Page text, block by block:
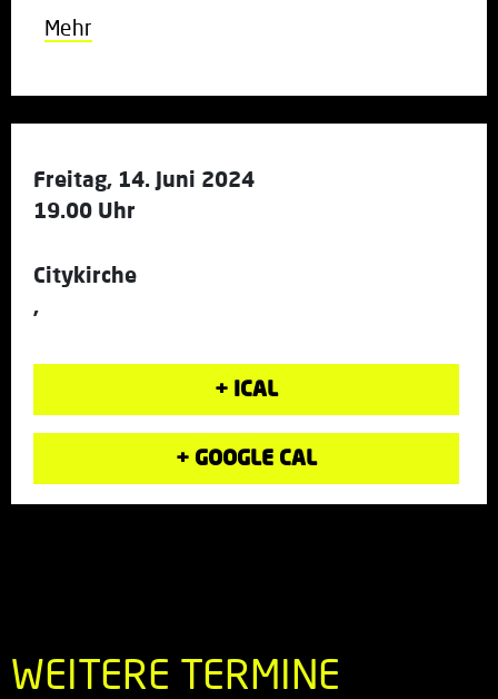
Mehr
Freitag, 14. Juni 2024
19.00 Uhr
Citykirche
,
+ ICAL
+ GOOGLE CAL
WEITERE TERMINE